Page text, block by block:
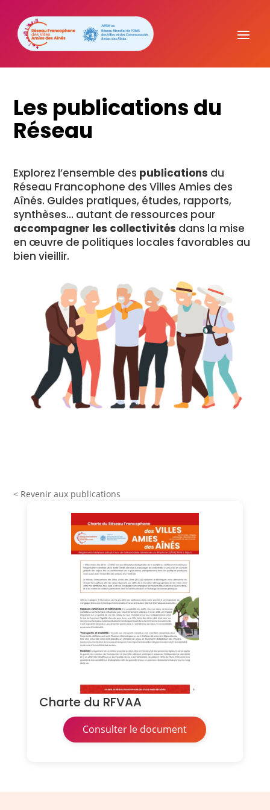
Les publications du
Réseau
Explorez l’ensemble des publications du
Réseau Francophone desVillesAmies des
Aînés. Guides pratiques, études, rapports,
synthèses… autant de ressources pour
accompagner les collectivités dans la mise
en œuvre de politiques locales favorables au
bienvieillir.
< Revenir aux publications
Charte du RFVAA
Consulter le document